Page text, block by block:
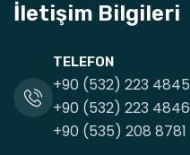
İletişim Bilgileri
TELEFON
+90 (532) 223 4845
+90 (532) 223 4846
+90 (535) 208 8781